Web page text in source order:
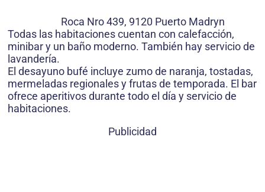
Roca Nro 439, 9120 Puerto Madryn
Todas las habitaciones cuentan con calefacción,
minibar y un baño moderno. También hay servicio de
lavandería.
El desayuno bufé incluye zumo de naranja, tostadas,
mermeladas regionales y frutas de temporada. El bar
ofrece aperitivos durante todo el día y servicio de
habitaciones.
Publicidad